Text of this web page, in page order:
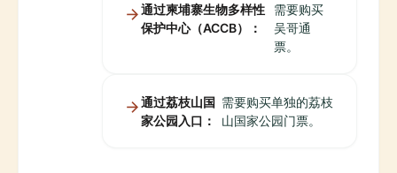
通过柬埔寨生物多样性
保护中心（ACCB）：
需要购买
吴哥通
票。
通过荔枝山国
家公园入口：
需要购买单独的荔枝
山国家公园门票。